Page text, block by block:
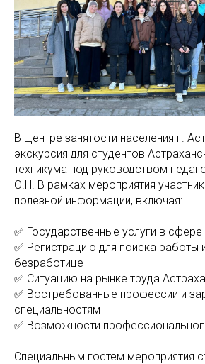
В Центре занятости населения г.
экскурсия для студентов
техникума под руководством
О.Н. В рамках мероприятия
полезной информации, включая:
✅ Государственные услуги в сфере
✅ Регистрацию для поиска работы
безработице
✅ Ситуацию на рынке труда
✅ Востребованные профессии и
специальностям
✅ Возможности
Специальным гостем мероприятия